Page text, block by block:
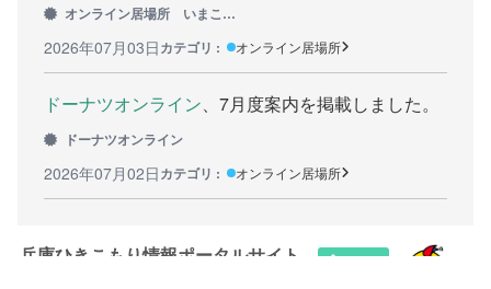
就職の相談や情報
学びたい方へ
研修や講座
全寮制の県立フリースクール
オンライン居場所 いまここ←
2026年07月03日カテゴリ : オンライン居場所
ドーナツオンライン 、7月度案内を掲載しました。
ドーナツオンライン
2026年07月02日カテゴリ : オンライン居場所
兵庫ひきこもり情報ポータルサイト